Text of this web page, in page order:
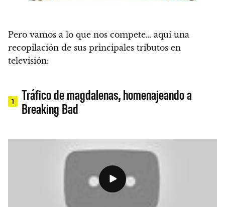
Pero vamos a lo que nos compete… aquí una
recopilación de sus principales tributos en
televisión:
1
Tráfico de magdalenas, homenajeando a
Breaking Bad